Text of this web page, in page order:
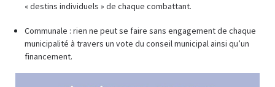
« destins individuels » de chaque combattant.
Communale : rien ne peut se faire sans engagement de chaque
municipalité à travers un vote du conseil municipal ainsi qu’un
financement.